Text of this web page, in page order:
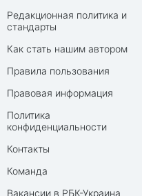
Редакционная политика и
стандарты
Как стать нашим автором
Правила пользования
Правовая информация
Политика
конфиденциальности
Контакты
Команда
Вакансии в РБК-Украина